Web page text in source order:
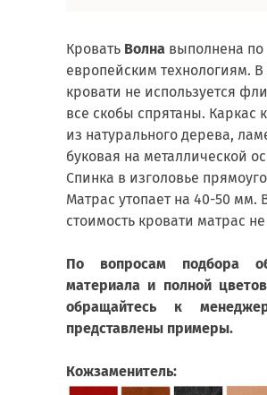
Кровать Волна выполнена по
европейским технологиям. В
кровати не используется
все скобы спрятаны. Каркас
из натурального дерева,
буковая на металлической
Спинка в изголовье
Матрас утопает на 40-50 мм.
стоимость кровати матрас
По вопросам подбора
материала и полной
обращайтесь к
представлены примеры.
Кожзаменитель: